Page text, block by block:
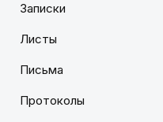
Записки
Листы
Письма
Протоколы